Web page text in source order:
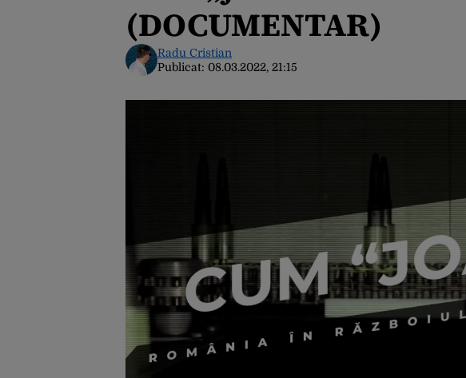
(DOCUMENTAR)
Radu Cristian
Publicat: 08.03.2022, 21:15